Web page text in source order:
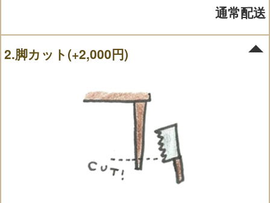
通常配送
2.脚カット(+2,000円)